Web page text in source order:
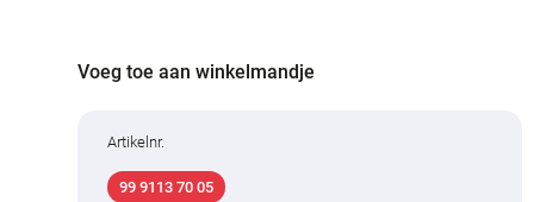
Voeg toe aan winkelmandje
Artikelnr.
99 9113 70 05